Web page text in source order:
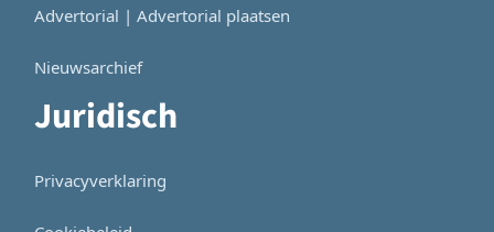
Advertorial | Advertorial plaatsen
Nieuwsarchief
Juridisch
Privacyverklaring